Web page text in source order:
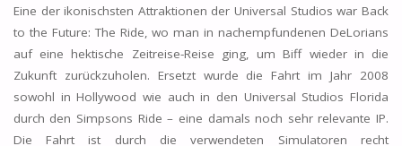
Eine der ikonischsten Attraktionen der Universal Studios war Back
to the Future: The Ride, wo man in nachempfundenen DeLorians
auf eine hektische Zeitreise-Reise ging, um Biff wieder in die
Zukunft zurückzuholen. Ersetzt wurde die Fahrt im Jahr 2008
sowohl in Hollywood wie auch in den Universal Studios Florida
durch den Simpsons Ride – eine damals noch sehr relevante IP.
Die Fahrt ist durch die verwendeten Simulatoren recht